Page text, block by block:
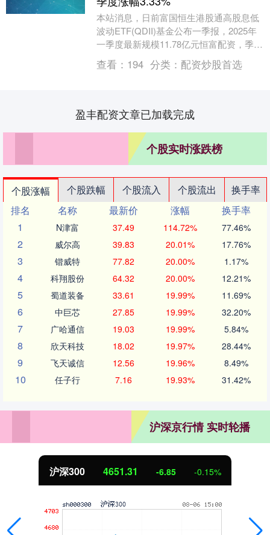
本站消息，日前富国恒生港股通高股息低
波动ETF(QDII)基金公布一季报，2025年
一季度最新规模11.78亿元恒富配资，季度
净值涨幅为3.33%。 从业绩表现....
查看： 194 分类： 配资炒股首选
盈丰配资文章已加载完成
个股实时涨跌榜
个股涨幅 个股跌幅 个股流入 个股流出
换手率
排名
名称 最新价 涨幅
换手率
1
N津富 37.49 114.72% 77.46%
2 威尔高 39.83 20.01% 17.76%
3 锴威特 77.82 20.00% 1.17%
4 科翔股份 64.32 20.00% 12.21%
5 蜀道装备 33.61 19.99% 11.69%
6 中巨芯 27.85 19.99% 32.20%
7 广哈通信 19.03 19.99% 5.84%
8 欣天科技 18.02 19.97% 28.44%
9 飞天诚信 12.56 19.96% 8.49%
10 任子行 7.16 19.93% 31.42%
沪深京行情 实时轮播
沪深300 4651.31 -6.85 -0.15%